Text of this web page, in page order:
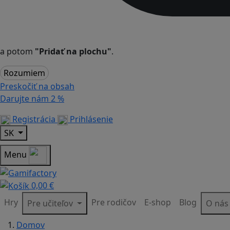
a potom "Pridať na plochu".
Rozumiem
Preskočiť na obsah
Darujte nám 2 %
Registrácia
Prihlásenie
SK
Menu
0,00 €
Hry
Pre učiteľov Pre rodičov E-shop Blog
O nás
Domov